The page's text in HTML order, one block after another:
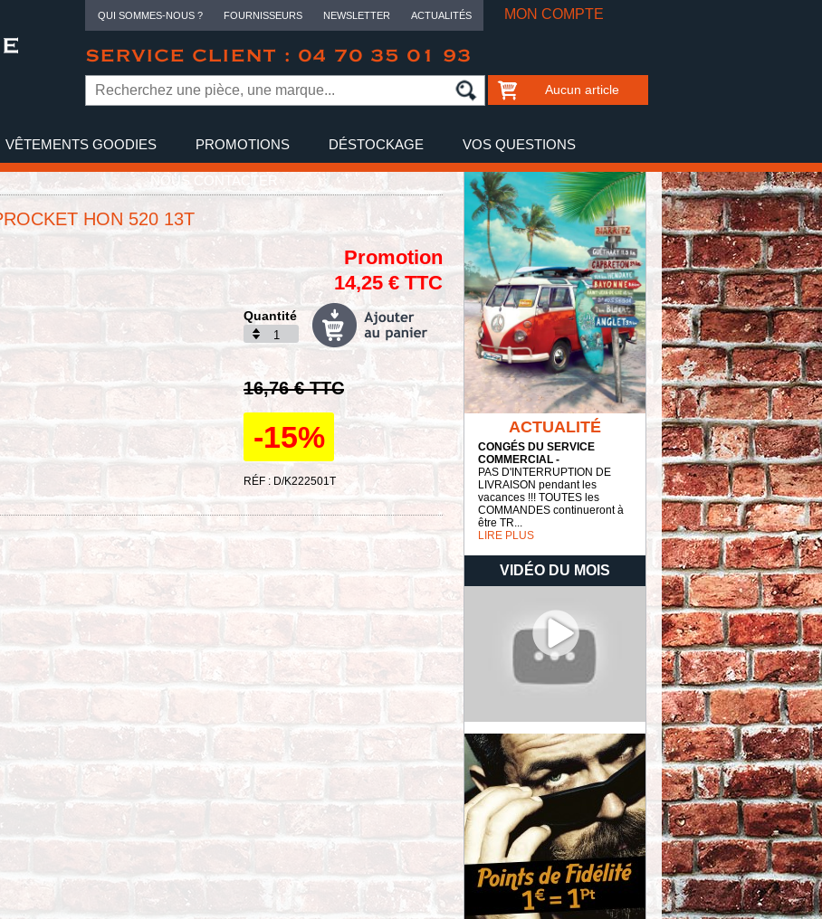
QUI SOMMES-NOUS ? FOURNISSEURS NEWSLETTER ACTUALITÉS MON COMPTE
SERVICE CLIENT : 04 70 35 01 93
Aucun article
VÊTEMENTS GOODIES PROMOTIONS DÉSTOCKAGE VOS QUESTIONS
NOUS CONTACTER
HON 520 13T
Promotion
14,25 € TTC
Quantité
16,76 € TTC
-15%
RÉF : D/K222501T
ACTUALITÉ
CONGÉS DU SERVICE
COMMERCIAL -
PAS D'INTERRUPTION DE
LIVRAISON pendant les
vacances !!! TOUTES les
COMMANDES continueront à
être TR...
LIRE PLUS
VIDÉO DU MOIS